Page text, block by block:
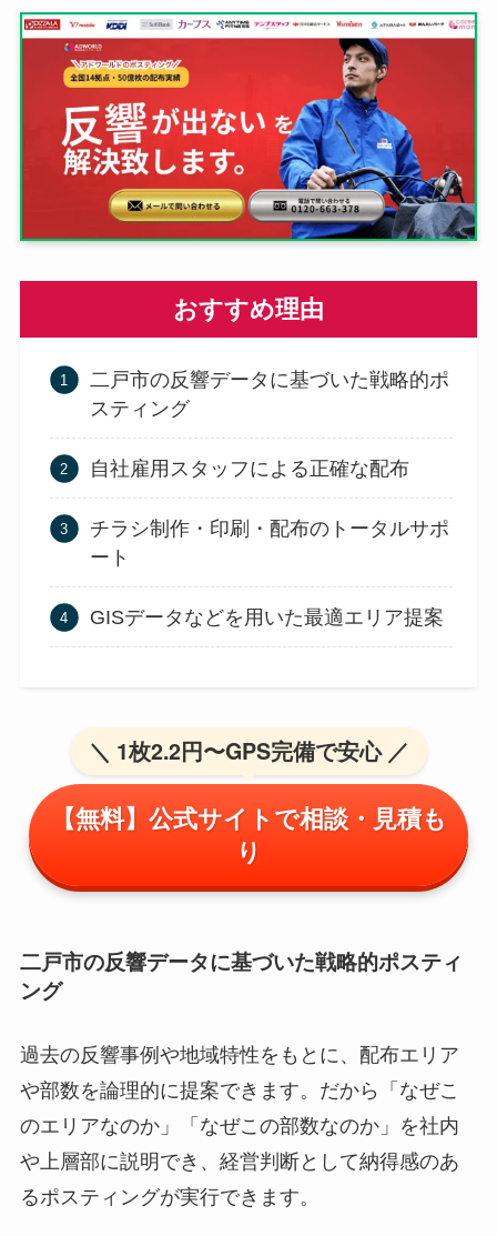
おすすめ理由
二戸市の反響データに基づいた戦略的ポ
スティング
自社雇用スタッフによる正確な配布
チラシ制作・印刷・配布のトータルサポ
ート
GISデータなどを用いた最適エリア提案
＼ 1枚2.2円〜GPS完備で安心 ／
【無料】公式サイトで相談・見積も
り
二戸市の反響データに基づいた戦略的ポスティ
ング
過去の反響事例や地域特性をもとに、配布エリア
や部数を論理的に提案できます。だから「なぜこ
のエリアなのか」「なぜこの部数なのか」を社内
や上層部に説明でき、経営判断として納得感のあ
るポスティングが実行できます。